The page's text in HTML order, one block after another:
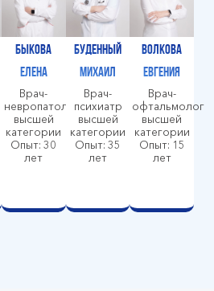
Быкова
Елена
Врач-
невропатолог
высшей
категории
Опыт: 30
лет
Буденный
Михаил
Врач-
психиатр
высшей
категории
Опыт: 35
лет
Волкова
Евгения
Врач-
офтальмолог
высшей
категории
Опыт: 15
лет